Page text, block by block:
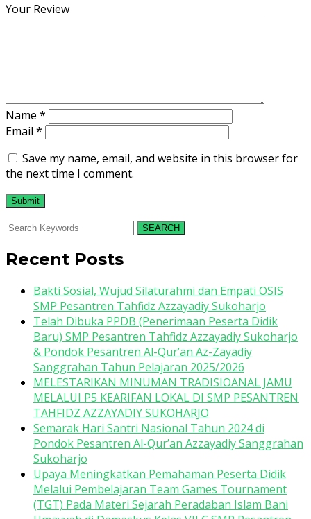
Your Review
Name *
Email *
Save my name, email, and website in this browser for
the next time I comment.
SEARCH
Recent Posts
Bakti Sosial, Wujud Silaturahmi dan Empati OSIS
SMP Pesantren Tahfidz Azzayadiy Sukoharjo
Telah Dibuka PPDB (Penerimaan Peserta Didik
Baru) SMP Pesantren Tahfidz Azzayadiy Sukoharjo
& Pondok Pesantren Al-Qur’an Az-Zayadiy
Sanggrahan Tahun Pelajaran 2025/2026
MELESTARIKAN MINUMAN TRADISIOANAL JAMU
MELALUI P5 KEARIFAN LOKAL DI SMP PESANTREN
TAHFIDZ AZZAYADIY SUKOHARJO
Semarak Hari Santri Nasional Tahun 2024 di
Pondok Pesantren Al-Qur’an Azzayadiy Sanggrahan
Sukoharjo
Upaya Meningkatkan Pemahaman Peserta Didik
Melalui Pembelajaran Team Games Tournament
(TGT) Pada Materi Sejarah Peradaban Islam Bani